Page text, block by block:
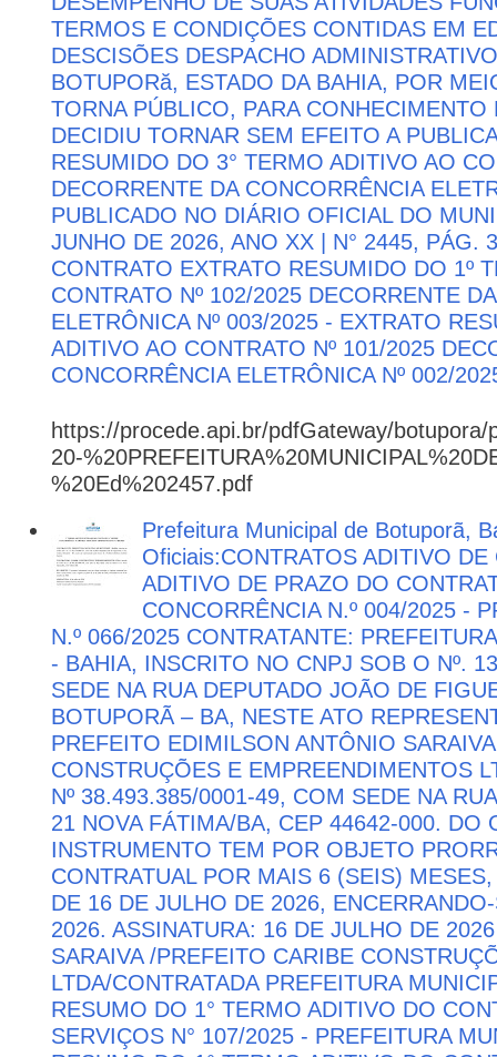
TERMOS E CONDIÇÕES CONTIDAS EM
DESCISÕES DESPACHO
BOTUPORă, ESTADO DA BAHIA, POR
TORNA PÚBLICO, PARA
DECIDIU TORNAR SEM EFEITO A
RESUMIDO DO 3° TERMO ADITIVO AO
DECORRENTE DA CONCORRÊNCIA
PUBLICADO NO DIÁRIO OFICIAL DO
JUNHO DE 2026, ANO XX | N° 2445, PÁG.
CONTRATO EXTRATO RESUMIDO DO 1º
CONTRATO Nº 102/2025 DECORRENTE
ELETRÔNICA Nº 003/2025 - EXTRATO
ADITIVO AO CONTRATO Nº 101/2025
CONCORRÊNCIA ELETRÔNICA Nº 002/
https://procede.api.br/pdfGateway/
20-
%20Ed%202457.pdf
Prefeitura Municipal de Botuporã,
Oficiais:CONTRATOS ADITIVO DE
ADITIVO DE PRAZO DO
CONCORRÊNCIA N.º 004/2025 -
N.º 066/2025 CONTRATANTE:
- BAHIA, INSCRITO NO CNPJ SOB O Nº.
SEDE NA RUA DEPUTADO JOÃO DE
BOTUPORÃ – BA, NESTE ATO
PREFEITO EDIMILSON ANTÔNIO
CONSTRUÇÕES E EMPREENDIMENTOS
Nº 38.493.385/0001-49, COM SEDE NA
21 NOVA FÁTIMA/BA, CEP 44642-000. DO
INSTRUMENTO TEM POR OBJETO
CONTRATUAL POR MAIS 6 (SEIS)
DE 16 DE JULHO DE 2026,
2026. ASSINATURA: 16 DE JULHO DE
SARAIVA /PREFEITO CARIBE
LTDA/CONTRATADA PREFEITURA
RESUMO DO 1° TERMO ADITIVO DO
SERVIÇOS N° 107/2025 - PREFEITURA